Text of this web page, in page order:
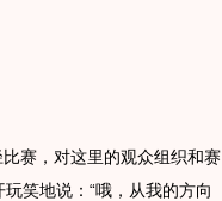
赛，对这里的观众组织和赛
笑地说：“哦，从我的方向